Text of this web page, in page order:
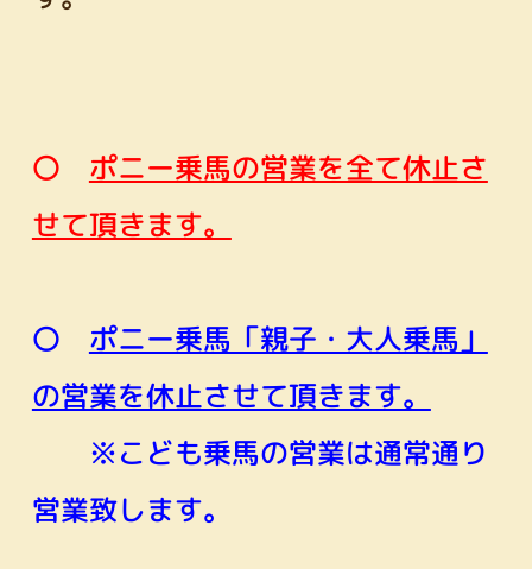
〇 ポニー乗馬の営業を全て休止さ
せて頂きます。
〇 ポニー乗馬「親子・大人乗馬」
の営業を休止させて頂きます。
※こども乗馬の営業は通常通り
営業致します。